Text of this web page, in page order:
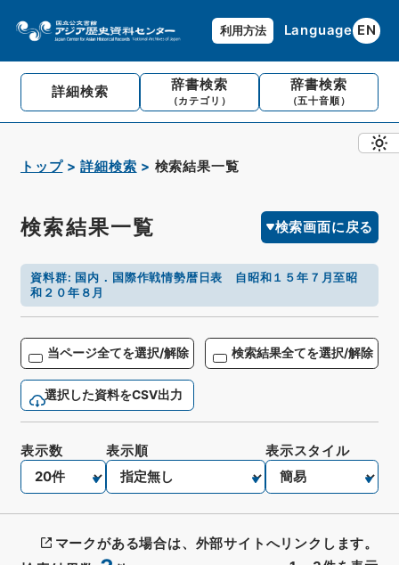
利用方法 Language EN
詳細検索 辞書検索
（カテゴリ）
辞書検索
（五十音順）
トップ 詳細検索 検索結果一覧
検索結果一覧 検索画面に戻る
資料群: 国内．国際作戦情勢暦日表 自昭和１５年７月至昭
和２０年８月
当ページ全てを選択/解除 検索結果全てを選択/解除
選択した資料をCSV出力
表示数 表示順 表示スタイル
マークがある場合は、外部サイトへリンクします。